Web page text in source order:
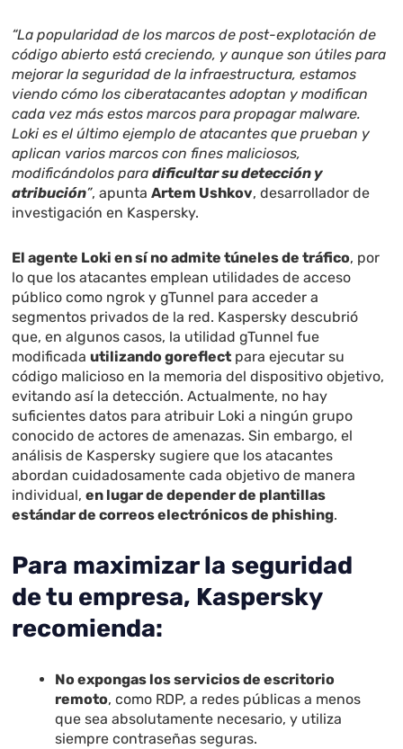
“La popularidad de los marcos de post-explotación de
código abierto está creciendo, y aunque son útiles para
mejorar la seguridad de la infraestructura, estamos
viendo cómo los ciberatacantes adoptan y modifican
cada vez más estos marcos para propagar malware.
Loki es el último ejemplo de atacantes que prueban y
aplican varios marcos con fines maliciosos,
modificándolos paradificultar su detección y
atribución”, apuntaArtem Ushkov, desarrollador de
investigación en Kaspersky.
El agente Loki en sí no admite túneles de tráfico, por
lo que los atacantes emplean utilidades de acceso
público como ngrok y gTunnel para acceder a
segmentos privados de la red. Kaspersky descubrió
que, en algunos casos, la utilidad gTunnel fue
modificadautilizando goreflect para ejecutar su
código malicioso en la memoria del dispositivo objetivo,
evitando así la detección. Actualmente, no hay
suficientes datos para atribuir Loki a ningún grupo
conocido de actores de amenazas. Sin embargo, el
análisis de Kaspersky sugiere que los atacantes
abordan cuidadosamente cada objetivo de manera
individual,en lugar de depender de plantillas
estándar de correos electrónicos de phishing.
Para maximizar la seguridad
de tu empresa, Kaspersky
recomienda:
No expongas los servicios de escritorio
remoto, como RDP, a redes públicas a menos
que sea absolutamente necesario, y utiliza
siempre contraseñas seguras.